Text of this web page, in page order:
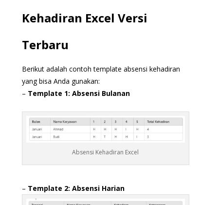
Kehadiran Excel Versi
Terbaru
Berikut adalah contoh template absensi kehadiran
yang bisa Anda gunakan:
– Template 1: Absensi Bulanan
Absensi Kehadiran Excel
– Template 2: Absensi Harian